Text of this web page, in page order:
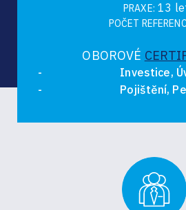
PRAXE: 13
POČET
OBOROVÉ
Investice,
Pojištění,